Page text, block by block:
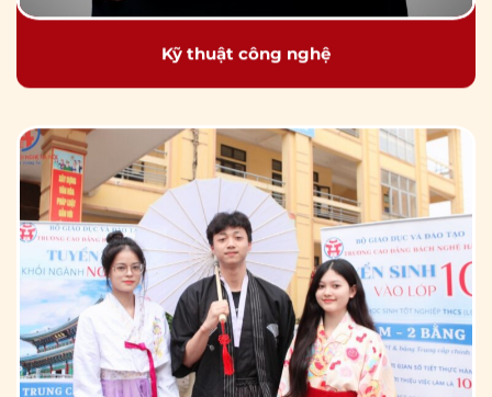
Kỹ thuật công nghệ